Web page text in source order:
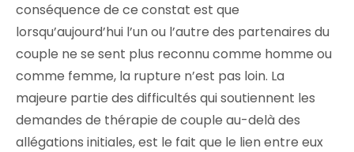
conséquence de ce constat est que
lorsqu’aujourd’hui l’un ou l’autre des partenaires du
couple ne se sent plus reconnu comme homme ou
comme femme, la rupture n’est pas loin. La
majeure partie des difficultés qui soutiennent les
demandes de thérapie de couple au-delà des
allégations initiales, est le fait que le lien entre eux